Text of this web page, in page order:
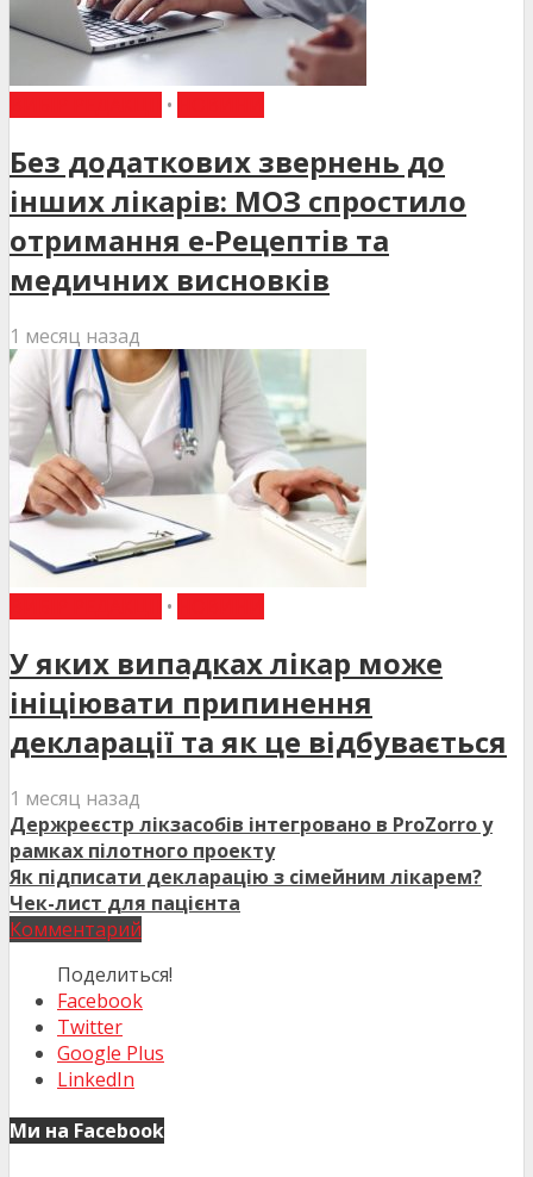
•
Без додаткових звернень до
інших лікарів: МОЗ спростило
отримання е-Рецептів та
медичних висновків
1 месяц назад
•
У яких випадках лікар може
ініціювати припинення
декларації та як це відбувається
1 месяц назад
Держреєстр лікзасобів інтегровано в ProZorro у
рамках пілотного проекту
Як підписати декларацію з сімейним лікарем?
Чек-лист для пацієнта
Комментарий
Поделиться!
Facebook
Twitter
Google Plus
LinkedIn
Ми на Facebook